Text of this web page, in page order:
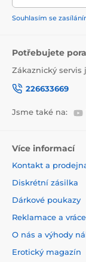
Souhlasím se
Potřebujete
Zákaznický servis
226633669
Jsme také na:
Více informací
Kontakt a
Diskrétní zásilka
Dárkové poukazy
Reklamace a
O nás a výhody
Erotický magazín